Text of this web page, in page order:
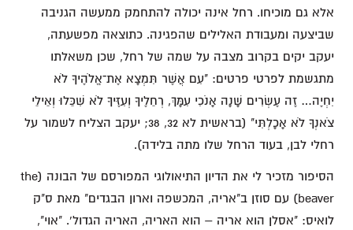
אלא גם מוכיחו. רחל אינה יכולה להתחמק ממעשה הגניבה
שביצעה ומעבודת האלילים שהפגינה. כתוצאה מפשעתה,
יעקב יקים בקרוב מצבה על שמה של רחל, שכן משאלתו
מתגשמת לפרטי פרטים: "עִם אֲשֶׁר תִּמְצָא אֶת־אֱלֹהֶיךָ לֹא
יִחְיֶה… זֶה עֶשְׂרִים שָׁנָה אָנֹכִי עִמָּךְ, רְחֵלֶיךָ וְעִזֶּיךָ לֹא שִׁכֵּלוּ וְאֵילֵי
צֹאנְךָ לֹא אָכָלְתִּי" (בראשית לא 32, 38; יעקב הצליח לשמור על
רחלי לבן, בעוד הרחל שלו מתה בלידה).
הסיפור מזכיר לי את הדיון התיאולוגי המפורסם של הבונה (the
beaver) עם סוזן ב"אריה, המכשפה וארון הבגדים" מאת ס"ק
לואיס: "אסלן הוא אריה – הוא האריה, האריה הגדול'. "אוי",